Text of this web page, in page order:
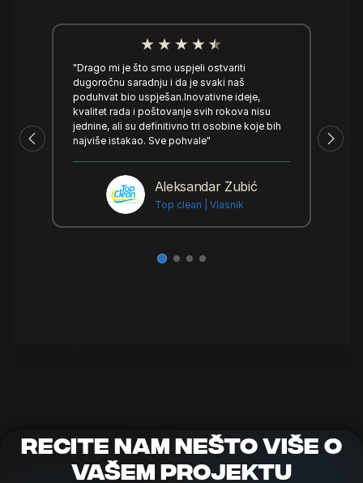
"Drago mi je što smo uspjeli ostvariti
dugoročnu saradnju i da je svaki naš
poduhvat bio uspješan.Inovativne ideje,
kvalitet rada i poštovanje svih rokova nisu
jednine, ali su definitivno tri osobine koje bih
najviše istakao. Sve pohvale"
Aleksandar Zubić
Top clean | Vlasnik
recite nam nešto više o
vašem projektu